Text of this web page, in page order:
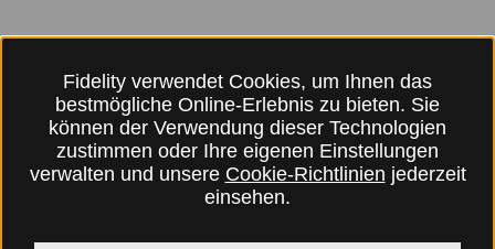
Fidelity verwendet Cookies, um Ihnen das
bestmögliche Online-Erlebnis zu bieten. Sie
können der Verwendung dieser Technologien
zustimmen oder Ihre eigenen Einstellungen
verwalten und unsere Cookie-Richtlinien jederzeit
einsehen.